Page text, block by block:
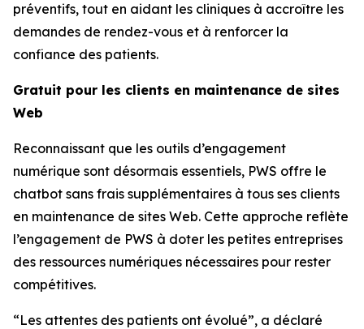
préventifs, tout en aidant les cliniques à accroître les
demandes de rendez-vous et à renforcer la
confiance des patients.
Gratuit pour les clients en maintenance de sites
Web
Reconnaissant que les outils d’engagement
numérique sont désormais essentiels, PWS offre le
chatbot sans frais supplémentaires à tous ses clients
en maintenance de sites Web. Cette approche reflète
l’engagement de PWS à doter les petites entreprises
des ressources numériques nécessaires pour rester
compétitives.
“Les attentes des patients ont évolué”, a déclaré